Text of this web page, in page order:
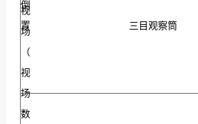
视
场
（
视
场
数
倒
置
三目观察筒